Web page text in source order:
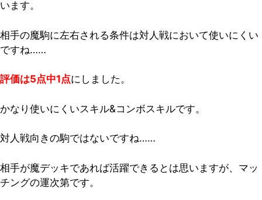
います。
相手の魔駒に左右される条件は対人戦において使いにくい
ですね……
評価は5点中1点にしました。
かなり使いにくいスキル&コンボスキルです。
対人戦向きの駒ではないですね……
相手が魔デッキであれば活躍できるとは思いますが、マッ
チングの運次第です。